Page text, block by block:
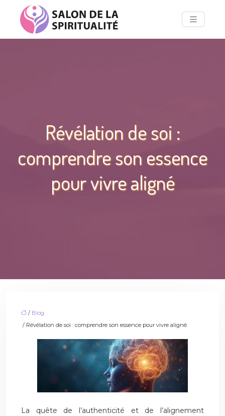
Révélation de soi :
comprendre son essence
pour vivre aligné
/ Blog
/ Révélation de soi : comprendre son essence pour vivre aligné
La quête de l’authenticité et de l’alignement